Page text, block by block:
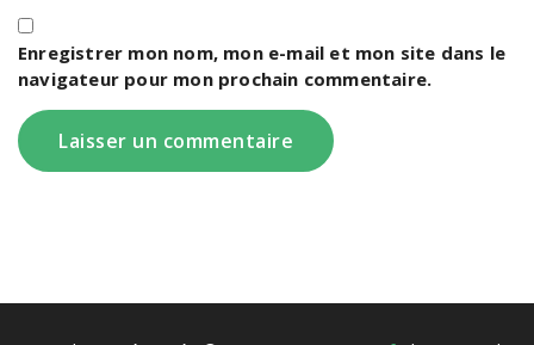
Enregistrer mon nom, mon e-mail et mon site dans le
navigateur pour mon prochain commentaire.